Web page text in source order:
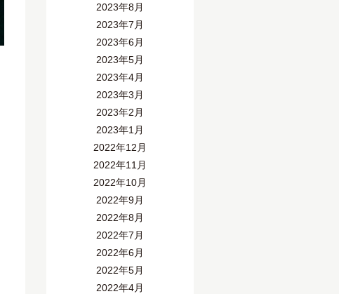
2023年8月
2023年7月
2023年6月
2023年5月
2023年4月
2023年3月
2023年2月
2023年1月
2022年12月
2022年11月
2022年10月
2022年9月
2022年8月
2022年7月
2022年6月
2022年5月
2022年4月